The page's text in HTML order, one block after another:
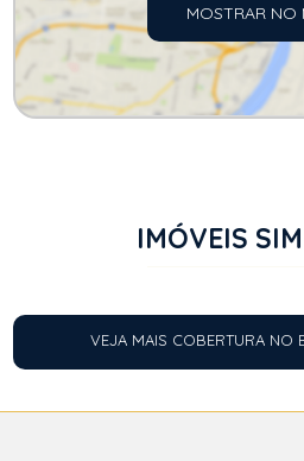
MOSTRAR NO
IMÓVEIS
VEJA MAIS COBERTURA NO